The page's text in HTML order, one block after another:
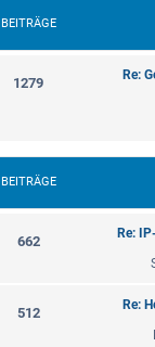
BEITRÄGE
1279
Re:
BEITRÄGE
662
Re:
512
Re: